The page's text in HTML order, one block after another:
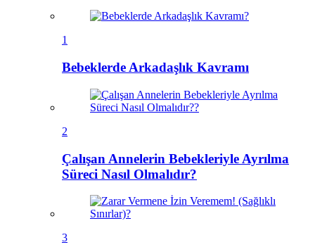
1
Bebeklerde Arkadaşlık Kavramı
2
Çalışan Annelerin Bebekleriyle Ayrılma
Süreci Nasıl Olmalıdır?
3